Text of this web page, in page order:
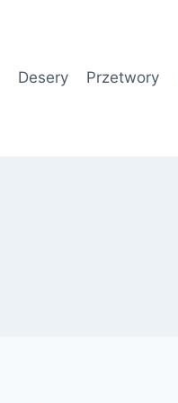
Desery Przetwory